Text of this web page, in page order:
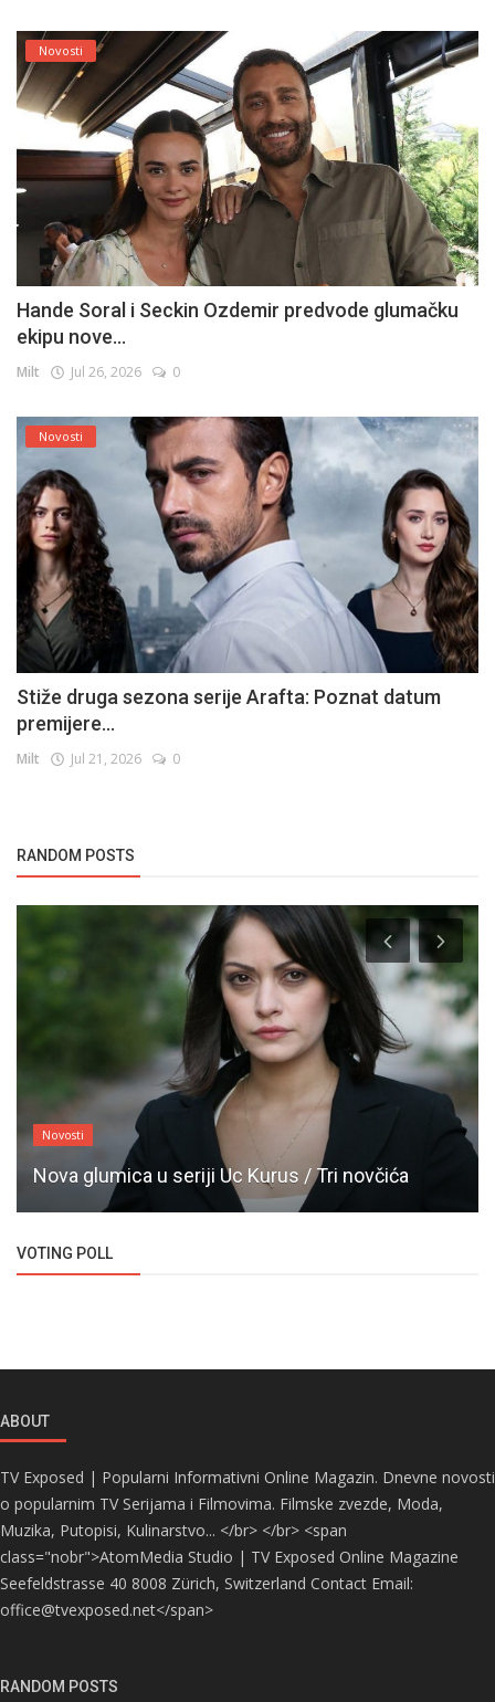
Novosti
Hande Soral i Seckin Ozdemir predvode glumačku
ekipu nove...
Milt Jul 26, 2026 0
Novosti
Stiže druga sezona serije Arafta: Poznat datum
premijere...
Milt Jul 21, 2026 0
RANDOM POSTS
Novosti
Nova glumica u seriji Uc Kurus / Tri novčića
VOTING POLL
ABOUT
TV Exposed | Popularni Informativni Online Magazin. Dnevne novosti
o popularnim TV Serijama i Filmovima. Filmske zvezde, Moda,
Muzika, Putopisi, Kulinarstvo... </br> </br> <span
class="nobr">AtomMedia Studio | TV Exposed Online Magazine
Seefeldstrasse 40 8008 Zürich, Switzerland Contact Email:
office@tvexposed.net</span>
RANDOM POSTS